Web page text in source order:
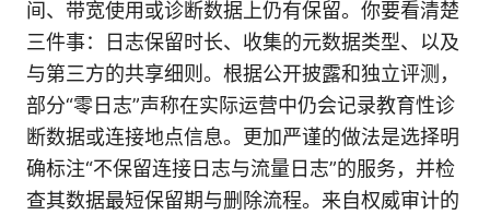
间、带宽使用或诊断数据上仍有保留。你要看清楚
三件事：日志保留时长、收集的元数据类型、以及
与第三方的共享细则。根据公开披露和独立评测，
部分“零日志”声称在实际运营中仍会记录教育性诊
断数据或连接地点信息。更加严谨的做法是选择明
确标注“不保留连接日志与流量日志”的服务，并检
查其数据最短保留期与删除流程。来自权威审计的